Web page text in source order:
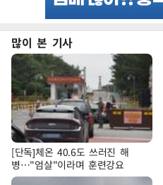
많이 본 기사
[단독]체온 40.6도 쓰러진 해
병…"엄살"이라며 훈련강요